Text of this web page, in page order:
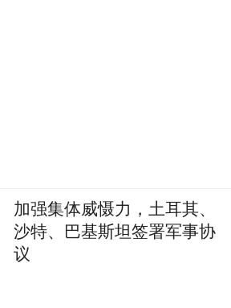
加强集体威慑力，土耳其、
沙特、巴基斯坦签署军事协
议